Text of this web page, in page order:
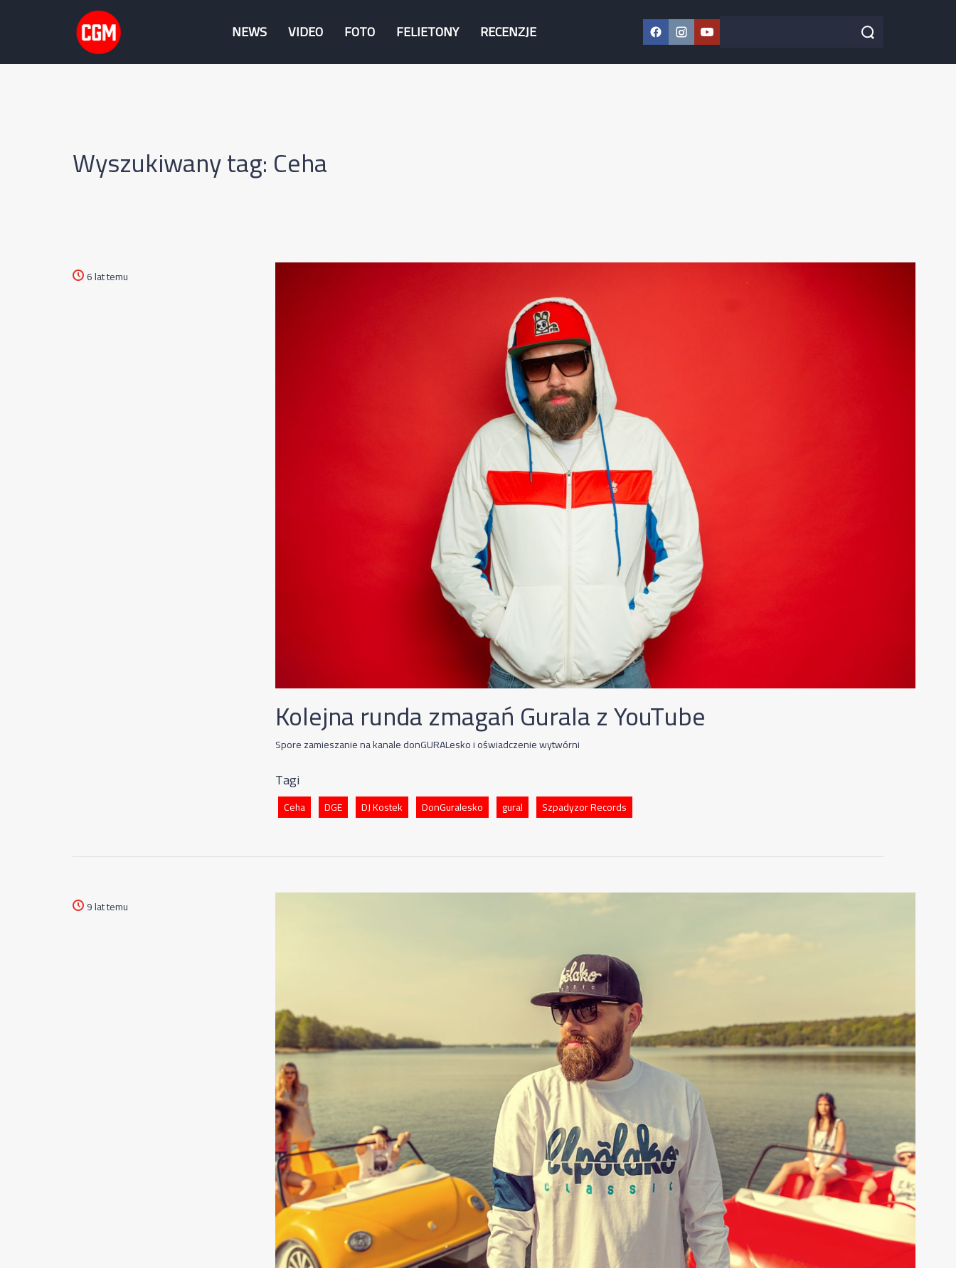
NEWS VIDEO FOTO FELIETONY RECENZJE Facebook
Instagram
YouTube
Szukaj w serwisie Szukaj
Wyszukiwany tag: Ceha
6 lat temu
Kolejna runda zmagań Gurala z YouTube
Spore zamieszanie na kanale donGURALesko i oświadczenie wytwórni
Tagi
Ceha DGE DJ Kostek DonGuralesko gural Szpadyzor Records
9 lat temu